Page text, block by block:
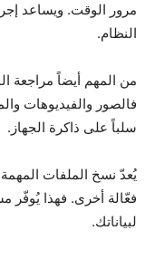
مرور الوقت. ويساعد
النظام.
من المهم أيضاً مراجعة
فالصور والفيديوهات
سلباً على ذاكرة الجهاز.
يُعدّ نسخ الملفات
فعّالة أخرى. فهذا يُوفّر
لبياناتك.